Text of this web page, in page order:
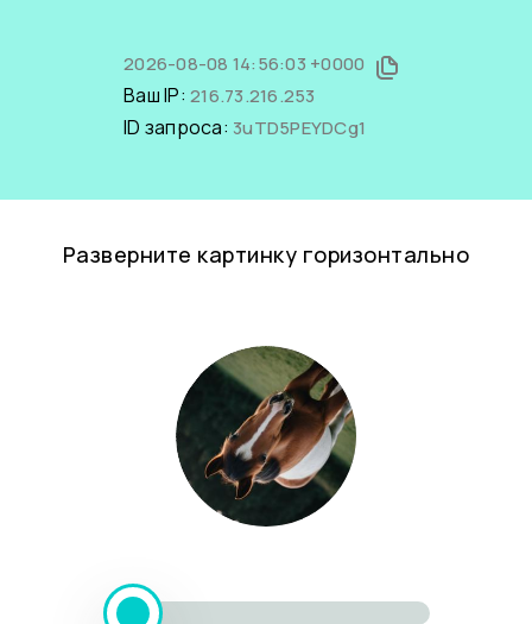
2026-08-08 14:56:03 +0000
Ваш IP: 216.73.216.253
ID запроса: 3uTD5PEYDCg1
Разверните картинку горизонтально